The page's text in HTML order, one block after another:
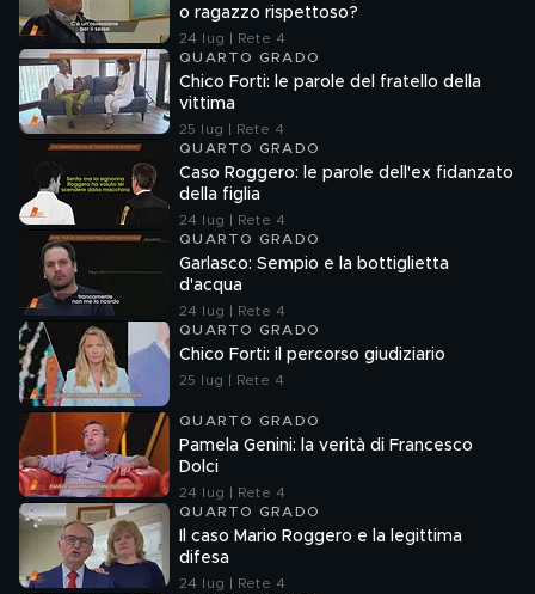
o ragazzo rispettoso?
24 lug | Rete 4
QUARTO GRADO
Chico Forti: le parole del fratello della
vittima
25 lug | Rete 4
QUARTO GRADO
Caso Roggero: le parole dell'ex fidanzato
della figlia
24 lug | Rete 4
QUARTO GRADO
Garlasco: Sempio e la bottiglietta
d'acqua
24 lug | Rete 4
QUARTO GRADO
Chico Forti: il percorso giudiziario
25 lug | Rete 4
QUARTO GRADO
Pamela Genini: la verità di Francesco
Dolci
24 lug | Rete 4
QUARTO GRADO
Il caso Mario Roggero e la legittima
difesa
24 lug | Rete 4